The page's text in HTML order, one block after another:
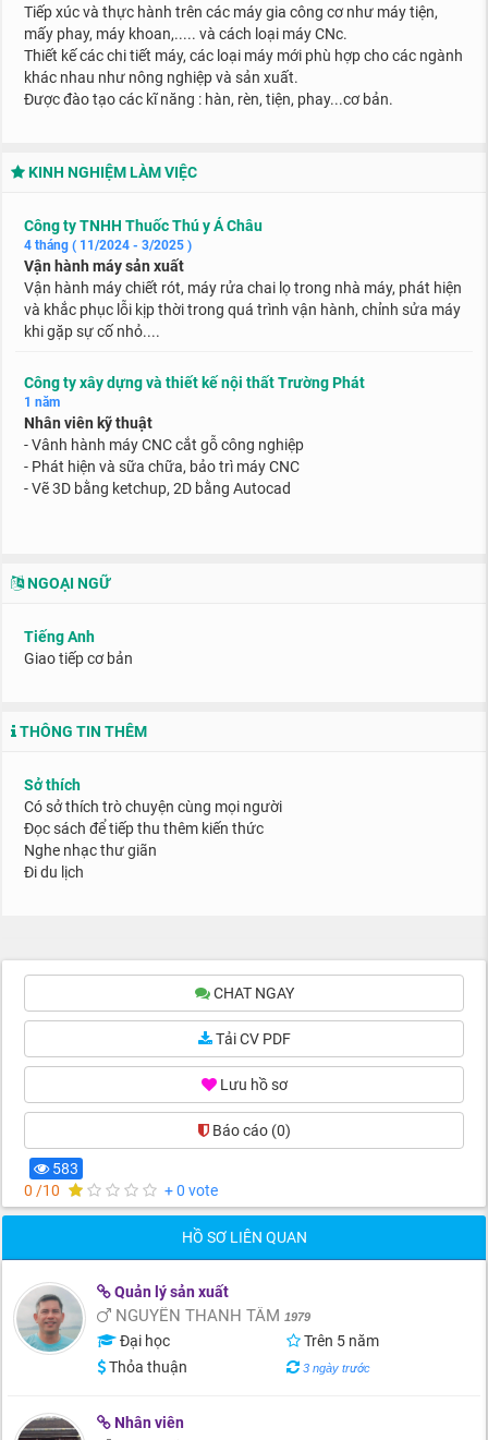
Tiếp xúc và thực hành trên các máy gia công cơ như máy tiện,
mấy phay, máy khoan,..... và cách loại máy CNc.
Thiết kế các chi tiết máy, các loại máy mới phù hợp cho các ngành
khác nhau như nông nghiệp và sản xuất.
Được đào tạo các kĩ năng : hàn, rèn, tiện, phay...cơ bản.
KINH NGHIỆM LÀM VIỆC
Công ty TNHH Thuốc Thú y Á Châu
4 tháng ( 11/2024 - 3/2025 )
Vận hành máy sản xuất
Vận hành máy chiết rót, máy rửa chai lọ trong nhà máy, phát hiện
và khắc phục lỗi kịp thời trong quá trình vận hành, chỉnh sửa máy
khi gặp sự cố nhỏ....
Công ty xây dựng và thiết kế nội thất Trường Phát
1 năm
Nhân viên kỹ thuật
- Vânh hành máy CNC cắt gỗ công nghiệp
- Phát hiện và sữa chữa, bảo trì máy CNC
- Vẽ 3D bằng ketchup, 2D bằng Autocad
NGOẠI NGỮ
Tiếng Anh
Giao tiếp cơ bản
THÔNG TIN THÊM
Sở thích
Có sở thích trò chuyện cùng mọi người
Đọc sách để tiếp thu thêm kiến thức
Nghe nhạc thư giãn
Đi du lịch
CHAT NGAY
Tải CV PDF
Lưu hồ sơ
Báo cáo (0)
583
0 /10
+ 0 vote
HỒ SƠ LIÊN QUAN
Quản lý sản xuất
NGUYỄN THANH TÂM 1979
Đại học
Trên 5 năm
Thỏa thuận
3 ngày trước
Nhân viên